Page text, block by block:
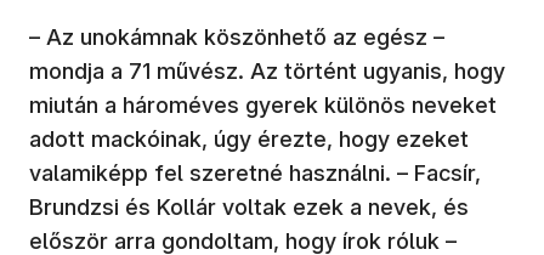
– Az unokámnak köszönhető az egész –
mondja a 71 művész. Az történt ugyanis, hogy
miután a hároméves gyerek különös neveket
adott mackóinak, úgy érezte, hogy ezeket
valamiképp fel szeretné használni. – Facsír,
Brundzsi és Kollár voltak ezek a nevek, és
először arra gondoltam, hogy írok róluk –